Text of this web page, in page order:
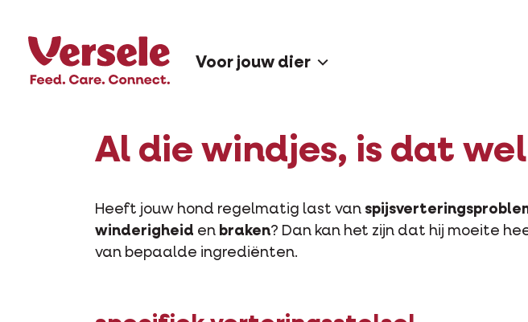
Voor jouw dier
Al die windjes, is dat
Heeft jouw hond regelmatig last van
winderigheid en braken? Dan kan het zijn dat hij moeite
van bepaalde ingrediënten.